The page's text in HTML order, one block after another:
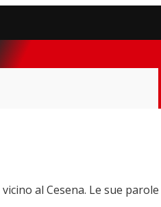
al Cesena. Le sue